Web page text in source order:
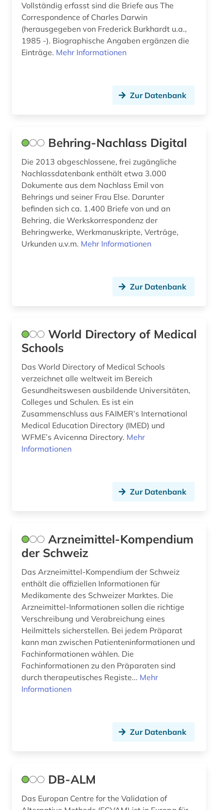
molekulare medizin (1)
molekularpharmakologie (1)
nachwachsender rohstoff (1)
nahrungsergänzungsmittel (1)
naturheilkunde (1)
naturprodukt (1)
naturwissenschaften (12)
neuheitsrecherche (3)
neurowissenschaft (1)
neurowissenschaften (2)
neutronenbeugung (1)
online-publikation (2)
open access (3)
open data (1)
open science (1)
organic (1)
organische chemie (3)
parasitologie (1)
patient (1)
Vollständig erfasst sind die Briefe aus The
Correspondence of Charles Darwin
(herausgegeben von Frederick Burkhardt u.a.,
1985 -). Biographische Angaben ergänzen die
Einträge. Mehr Informationen
Zur Datenbank
Behring-Nachlass Digital
Die 2013 abgeschlossene, frei zugängliche
Nachlassdatenbank enthält etwa 3.000
Dokumente aus dem Nachlass Emil von
Behrings und seiner Frau Else. Darunter
befinden sich ca. 1.400 Briefe von und an
Behring, die Werkskorrespondenz der
Behringwerke, Werkmanuskripte, Verträge,
Urkunden u.v.m. Mehr Informationen
Zur Datenbank
World Directory of Medical
Schools
Das World Directory of Medical Schools
verzeichnet alle weltweit im Bereich
Gesundheitswesen ausbildende Universitäten,
Colleges und Schulen. Es ist ein
Zusammenschluss aus FAIMER’s International
Medical Education Directory (IMED) und
WFME’s Avicenna Directory. Mehr
Informationen
Zur Datenbank
Arzneimittel-Kompendium
der Schweiz
Das Arzneimittel-Kompendium der Schweiz
enthält die offiziellen Informationen für
Medikamente des Schweizer Marktes. Die
Arzneimittel-Informationen sollen die richtige
Verschreibung und Verabreichung eines
Heilmittels sicherstellen. Bei jedem Präparat
kann man zwischen Patienteninformationen und
Fachinformationen wählen. Die
Fachinformationen zu den Präparaten sind
durch therapeutisches Registe... Mehr
Informationen
Zur Datenbank
DB-ALM
Das Europan Centre for the Validation of